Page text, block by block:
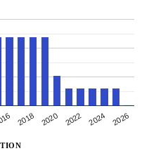
2018 2020 2022 2024 2026